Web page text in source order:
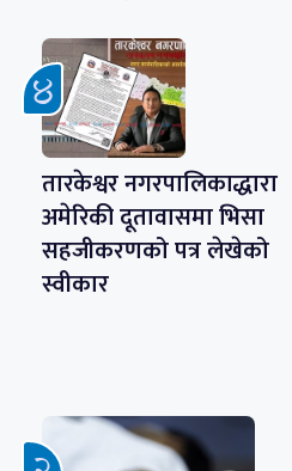
तारकेश्वर नगरपालिकाद्धारा
अमेरिकी दूतावासमा भिसा
सहजीकरणको पत्र लेखेको
स्वीकार